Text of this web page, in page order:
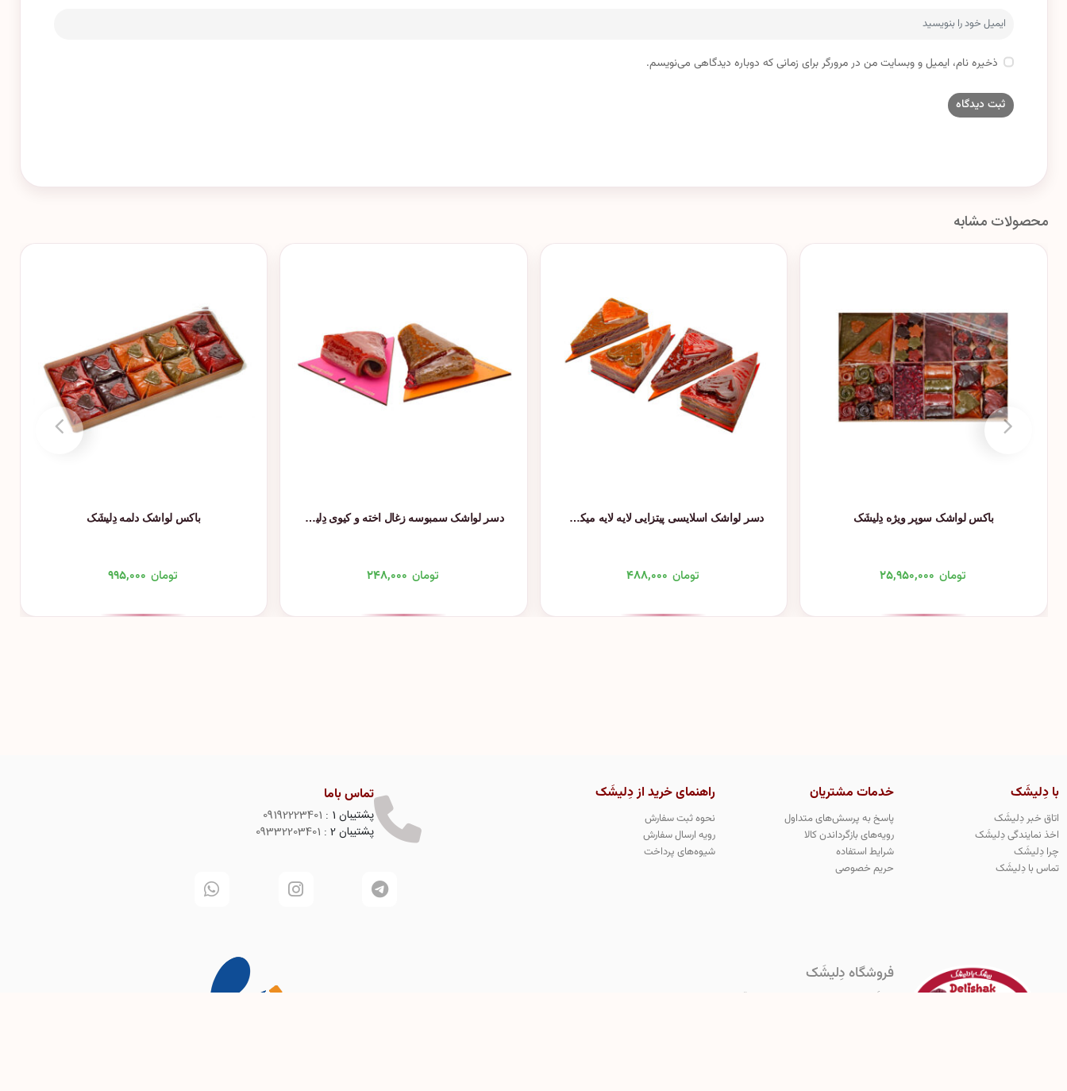
ذخیره نام، ایمیل و وبسایت من در مرورگر برای زمانی که دوباره دیدگاهی می‌نویسم.
محصولات مشابه
باکس لواشک سوپر ویژه دِلیشَک
۲۵,۹۵۰,۰۰۰ تومان
دسر لواشک اسلایسی پیتزایی لایه لایه میکس دِلیشَک
۴۸۸,۰۰۰ تومان
دسر لواشک سمبوسه زغال اخته و کیوی دِلیشَک
۲۴۸,۰۰۰ تومان
باکس لواشک دلمه دِلیشَک
۹۹۵,۰۰۰ تومان
با دِلیشَک
اتاق خبر دِلیشَک
اخذ نمایندگی دِلیشَک
چرا دِلیشَک
تماس با دِلیشَک
خدمات مشتریان
پاسخ به پرسش‌های متداول
رویه‌های بازگرداندن کالا
شرایط استفاده
حریم خصوصی
راهنمای خرید از دِلیشَک
نحوه ثبت سفارش
رویه ارسال سفارش
شیوه‌های پرداخت
تماس باما
پشتیبان 1 :
09192223401
پشتیبان 2 :
09332203401
فروشگاه دِلیشَک
دِلیشَک اولین و‌ تنها تولید کننده معتبر و قانونی دسرهای کیک لواشکی در جهان میباشد و تمامی طرح های محصولات